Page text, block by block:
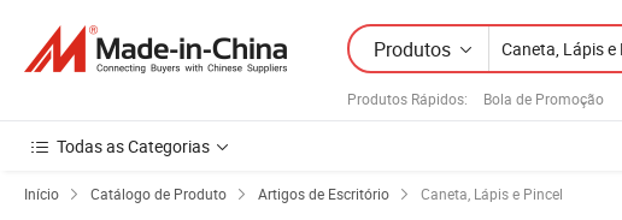
Produtos
Produtos Rápidos: Bola de Promoção
Todas as Categorias
Início Catálogo de Produto Artigos de Escritório Caneta, Lápis e Pincel